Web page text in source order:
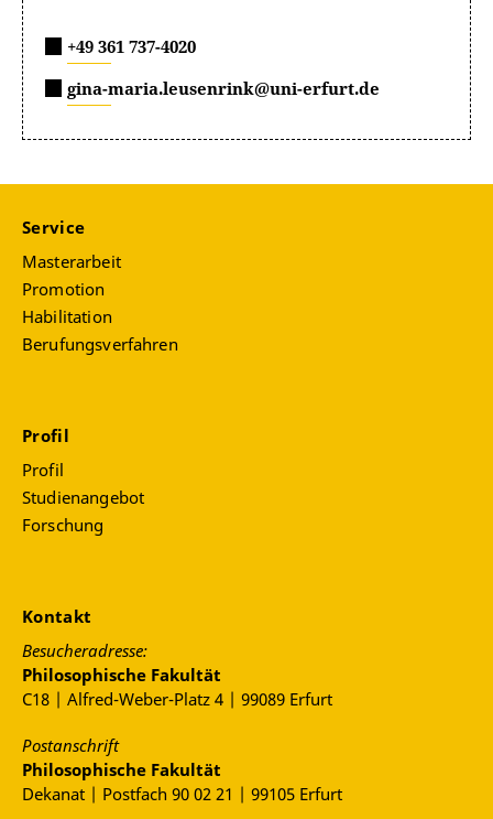
+49 361 737-4020
gina-maria.leusenrink@uni-erfurt.de
Service
Masterarbeit
Promotion
Habilitation
Berufungsverfahren
Profil
Profil
Studienangebot
Forschung
Kontakt
Besucheradresse:
Philosophische Fakultät
C18 | Alfred-Weber-Platz 4 | 99089 Erfurt
Postanschrift
Philosophische Fakultät
Dekanat | Postfach 90 02 21 | 99105 Erfurt